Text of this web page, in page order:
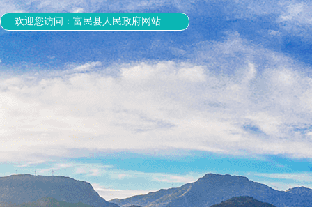
欢迎您访问：富民县人民政府网站